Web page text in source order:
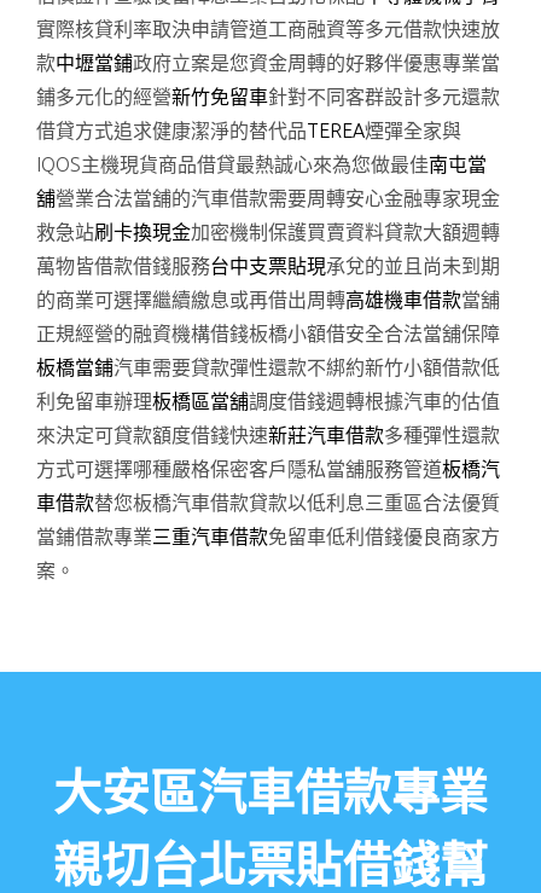
實際核貸利率取決申請管道工商融資等多元借款快速放
款中壢當鋪政府立案是您資金周轉的好夥伴優惠專業當
鋪多元化的經營新竹免留車針對不同客群設計多元還款
借貸方式追求健康潔淨的替代品TEREA煙彈全家與
IQOS主機現貨商品借貸最熱誠心來為您做最佳南屯當
舖營業合法當舖的汽車借款需要周轉安心金融專家現金
救急站刷卡換現金加密機制保護買賣資料貸款大額週轉
萬物皆借款借錢服務台中支票貼現承兌的並且尚未到期
的商業可選擇繼續繳息或再借出周轉高雄機車借款當舖
正規經營的融資機構借錢板橋小額借安全合法當舖保障
板橋當鋪汽車需要貸款彈性還款不綁約新竹小額借款低
利免留車辦理板橋區當舖調度借錢週轉根據汽車的估值
來決定可貸款額度借錢快速新莊汽車借款多種彈性還款
方式可選擇哪種嚴格保密客戶隱私當舖服務管道板橋汽
車借款替您板橋汽車借款貸款以低利息三重區合法優質
當鋪借款專業三重汽車借款免留車低利借錢優良商家方
案。
大安區汽車借款專業
親切台北票貼借錢幫